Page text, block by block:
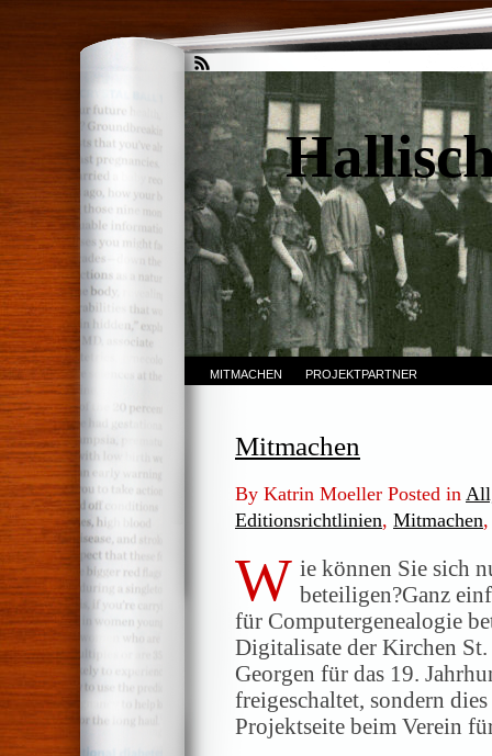
MITMACHEN PROJEKTPARTNER
Mitmachen
By Katrin Moeller Posted in
Editionsrichtlinien, Mitmachen
W ie können Sie sich
beteiligen?Ganz
für Computergenealogie
Digitalisate der Kirchen
Georgen für das 19.
freigeschaltet, sondern
Projektseite beim Verein